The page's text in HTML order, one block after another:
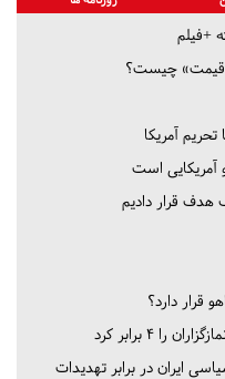
قیمت» چیست؟
آمریکا
آمریکایی است
هدف قرار دادیم
قرار دارد؟
ایران در برابر تهدیدات